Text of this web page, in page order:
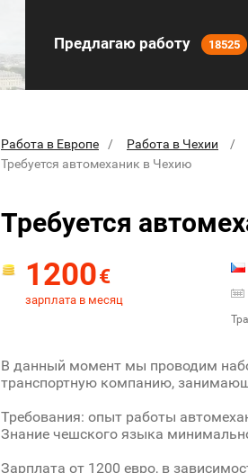
Предлагаю работу 18525
Работа в Европе Работа в Чехии
Требуется автомеханик в Чехию
Требуется
1200€
зарплата в месяц
В данный момент мы проводим
транспортную компанию,
Требования: опыт работы
Знание чешского языка
Зарплата от 1200 евро, в